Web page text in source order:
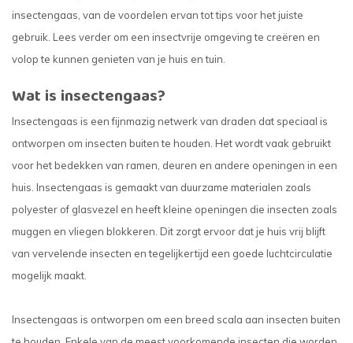
insectengaas, van de voordelen ervan tot tips voor het juiste
gebruik. Lees verder om een insectvrije omgeving te creëren en
volop te kunnen genieten van je huis en tuin.
Wat is insectengaas?
Insectengaas is een fijnmazig netwerk van draden dat speciaal is
ontworpen om insecten buiten te houden. Het wordt vaak gebruikt
voor het bedekken van ramen, deuren en andere openingen in een
huis. Insectengaas is gemaakt van duurzame materialen zoals
polyester of glasvezel en heeft kleine openingen die insecten zoals
muggen en vliegen blokkeren. Dit zorgt ervoor dat je huis vrij blijft
van vervelende insecten en tegelijkertijd een goede luchtcirculatie
mogelijk maakt.
Insectengaas is ontworpen om een breed scala aan insecten buiten